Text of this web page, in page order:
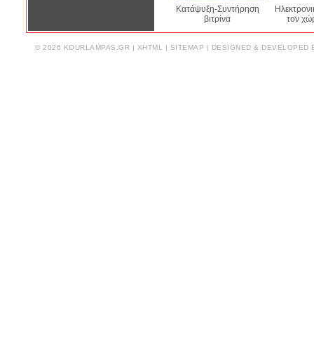
Κατάψυξη-Συντήρηση
βιτρίνα
τον
© 2026 KOURLAMPAS.GR | XHTML | SITEMAP | DESIGNED & DEVELOPED